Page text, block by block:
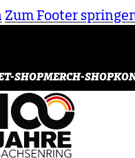
Zum Footer
SHOPMERCH-SHOP